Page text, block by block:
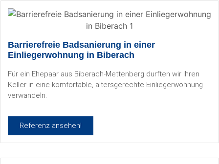
Barrierefreie Badsanierung in einer
Einliegerwohnung in Biberach
Für ein Ehepaar aus Biberach-Mettenberg durften wir Ihren
Keller in eine komfortable, altersgerechte Einliegerwohnung
verwandeln.
Referenz ansehen!